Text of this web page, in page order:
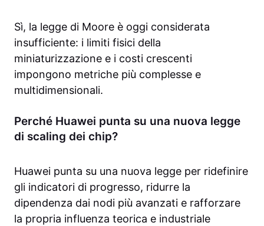
Sì, la legge di Moore è oggi considerata
insufficiente: i limiti fisici della
miniaturizzazione e i costi crescenti
impongono metriche più complesse e
multidimensionali.
Perché Huawei punta su una nuova legge
di scaling dei chip?
Huawei punta su una nuova legge per ridefinire
gli indicatori di progresso, ridurre la
dipendenza dai nodi più avanzati e rafforzare
la propria influenza teorica e industriale